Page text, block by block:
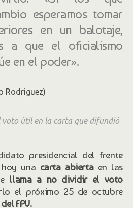
esperamos tomar
en un balotaje,
a que el oficialismo
en el poder».
útil en la carta que difundió
presidencial del frente
hoy una carta abiertaen las
llama a no dividir el voto
el próximo 25 de octubre
FPV.